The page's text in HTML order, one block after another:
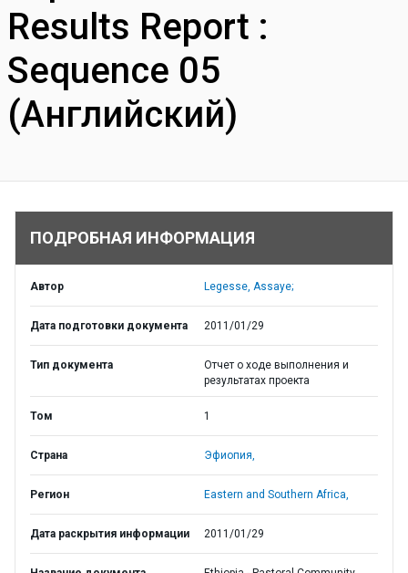
Results Report :
Sequence 05
(Английский)
ПОДРОБНАЯ ИНФОРМАЦИЯ
Автор Legesse, Assaye;
Дата подготовки документа 2011/01/29
Тип документа
Отчет о ходе выполнения и
результатах проекта
Том 1
Страна Эфиопия,
Регион Eastern and Southern Africa,
Дата раскрытия информации 2011/01/29